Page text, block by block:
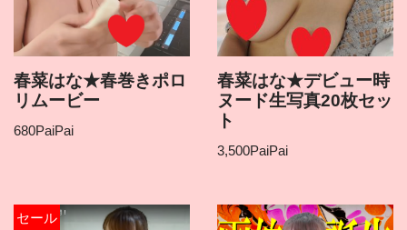
春菜はな★春巻きポロ
リムービー
680PaiPai
春菜はな★デビュー時
ヌード生写真20枚セッ
ト
3,500PaiPai
セール